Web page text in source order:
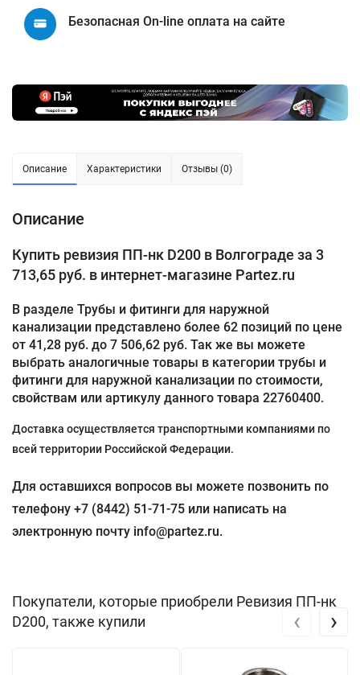
Безопасная On-line оплата на сайте
Описание Характеристики Отзывы (0)
Описание
Купить ревизия ПП-нк D200 в Волгограде за 3
713,65 руб. в интернет-магазине Partez.ru
В разделе Трубы и фитинги для наружной
канализации представлено более 62 позиций по цене
от 41,28 руб. до 7 506,62 руб. Так же вы можете
выбрать аналогичные товары в категории трубы и
фитинги для наружной канализации по стоимости,
свойствам или артикулу данного товара 22760400.
Доставка осуществляется транспортными компаниями по
всей территории Российской Федерации.
Для оставшихся вопросов вы можете позвонить по
телефону +7 (8442) 51-71-75 или написать на
электронную почту info@partez.ru.
Покупатели, которые приобрели Ревизия ПП-нк
D200, также купили
‹ ›